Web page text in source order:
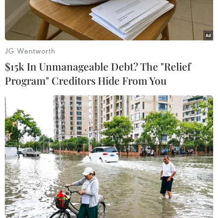
Ba cô gái đăng quang tại cuộc thi Hoa hậu Việt Nam tại CH
Séc tối 28/8. Hoa hậu Maiova Hana đứng giữa. (Ảnh: Ngọc
Mai/Vietnam+)
Theo phóng viên TTXVN tại Prague, thí sinh
mang số báo danh 04 Maiova Hana - Mai Thị Hà
đã đăng quang ngôi vị Hoa hậu trong đêm
JG Wentworth
$15k In Unmanageable Debt? The "Relief
Program" Creditors Hide From You